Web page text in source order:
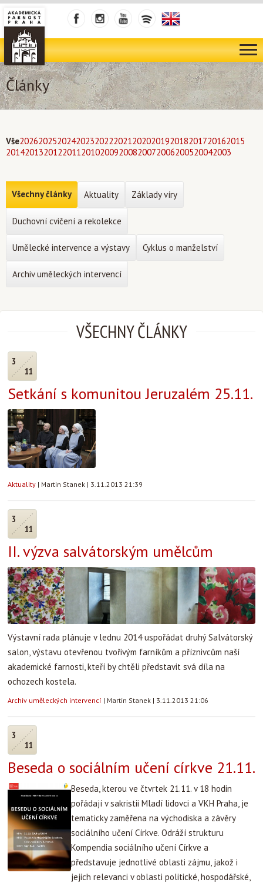
Články
Vše202620252024202320222021202020192018201720162015
201420132012201120102009200820072006200520042003
VŠECHNY ČLÁNKY
3
11
Setkání s komunitou Jeruzalém 25.11.
Aktuality | Martin Stanek | 3.11.2013 21:39
3
11
II. výzva salvátorským umělcům
Výstavní rada plánuje v lednu 2014 uspořádat druhý Salvátorský
salon, výstavu otevřenou tvořivým farníkům a příznivcům naší
akademické farnosti, kteří by chtěli představit svá díla na
ochozech kostela.
Archiv uměleckých intervencí | Martin Stanek | 3.11.2013 21:06
3
11
Beseda o sociálním učení církve 21.11.
Beseda, kterou ve čtvrtek 21.11. v 18 hodin
pořádají v sakristii Mladí lidovci a VKH Praha, je
tematicky zaměřena na východiska a závěry
sociálního učení Církve. Odráží strukturu
Kompendia sociálního učení Církve a
představuje jednotlivé oblasti zájmu, jakož i
jejich relevanci v oblasti politické, hospodářské,
Všechny články Aktuality Základy víry
Duchovní cvičení a rekolekce
Umělecké intervence a výstavy Cyklus o manželství
Archiv uměleckých intervencí